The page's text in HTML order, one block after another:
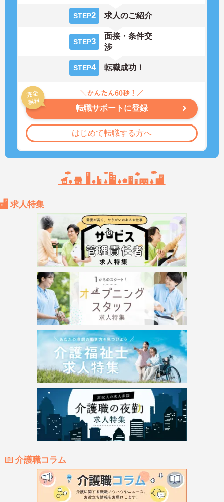
STEP2 求人のご紹介
STEP3
面接・条件交
渉
STEP4 転職成功！
転職サポートに登録
はじめて転職する方へ
求人特集
介護職コラム